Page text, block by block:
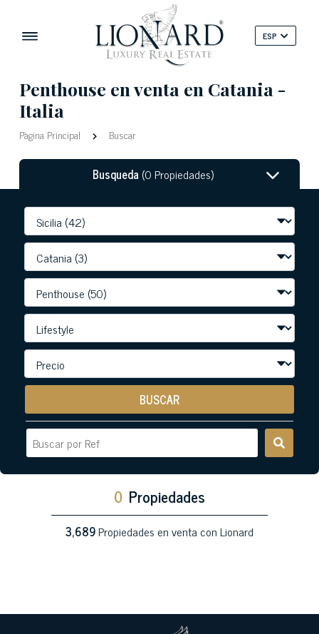
ESP
Penthouse en venta en Catania -
Italia
Pàgina Principal Buscar
Busqueda(0 Propiedades)
BUSCAR
0 Propiedades
3,689Propiedades en venta con Lionard